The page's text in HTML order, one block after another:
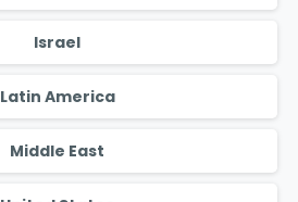
Israel
Latin America
Middle East